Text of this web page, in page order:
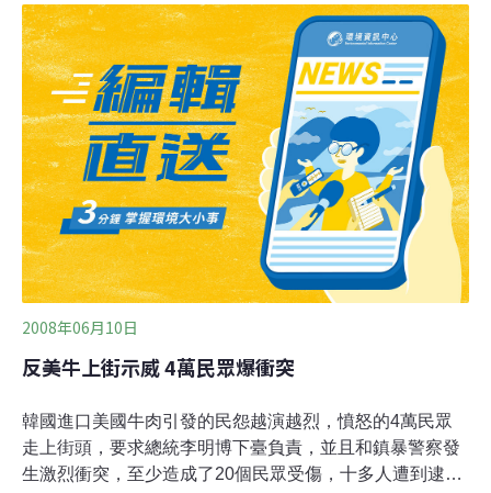
「牛肉履歷追蹤制度」的第一步，將由受地方政府委託的
企業或機構，向牛的耳朵配戴帶有類似條碼的一串數字的
標示牌子，以便確認每個個體。之後，有關部門，將在電
腦輸入每頭牛的出生地、飼養人、飼料、宰殺過程及病例
等資訊，並繪製資訊表。希望用這種方法安全的食用牛
肉。
2008年06月10日
反美牛上街示威 4萬民眾爆衝突
韓國進口美國牛肉引發的民怨越演越烈，憤怒的4萬民眾
走上街頭，要求總統李明博下臺負責，並且和鎮暴警察發
生激烈衝突，至少造成了20個民眾受傷，十多人遭到逮